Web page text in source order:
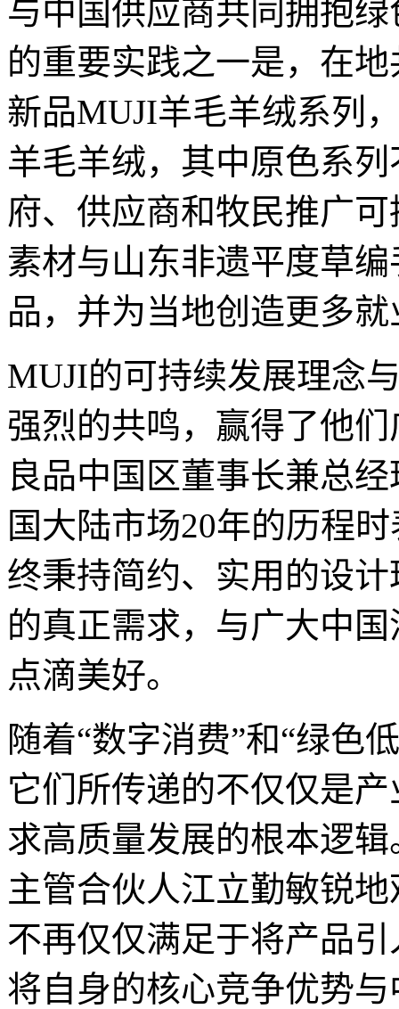
与中国供应商共同拥抱
的重要实践之一是，在
新品MUJI羊毛羊绒系列
羊毛羊绒，其中原色系
府、供应商和牧民推广
素材与山东非遗平度草
品，并为当地创造更多
MUJI的可持续发展理念
强烈的共鸣，赢得了他
良品中国区董事长兼总
国大陆市场20年的历程
终秉持简约、实用的设
的真正需求，与广大中
点滴美好。
随着“数字消费”和“绿色
它们所传递的不仅仅是
求高质量发展的根本逻
主管合伙人江立勤敏锐
不再仅仅满足于将产品
将自身的核心竞争优势